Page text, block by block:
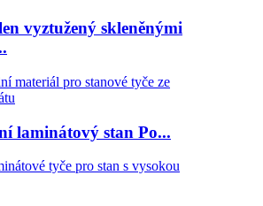
vyztužený skleněnými
laminátový stan Po...